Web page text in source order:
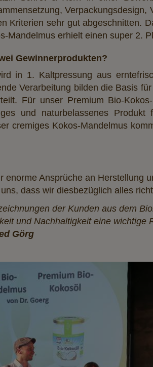
Kriterien sehr gut abgeschnitten.
Mandelmus erhielt einen super 2.
Gewinnerprodukten?
in 1. Kaltpressung aus
Verarbeitung bilden die Basis
Für unser Premium Bio-
und naturbelassenes
cremiges Kokos-Mandelmus
enorme Ansprüche an Herstellung
dass wir diesbezüglich alles
der Kunden aus dem
und Nachhaltigkeit eine
Görg